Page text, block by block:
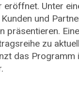
eröffnet. Unter
und
präsentieren.
zu
das Programm